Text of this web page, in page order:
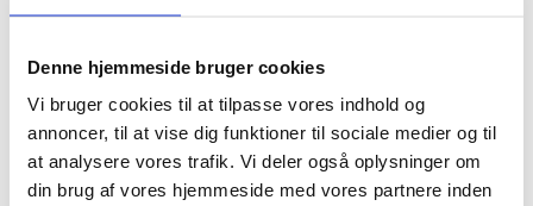
Denne hjemmeside bruger cookies
Vi bruger cookies til at tilpasse vores indhold og
annoncer, til at vise dig funktioner til sociale medier og til
at analysere vores trafik. Vi deler også oplysninger om
din brug af vores hjemmeside med vores partnere inden
h
w
a
i
t
l
Hällmark Stegeplade
58/48cm
beskyttelsesovertræk
239kr.
Hällmark Stegeplade 78cm
beskyttelsesovertræk
309kr.